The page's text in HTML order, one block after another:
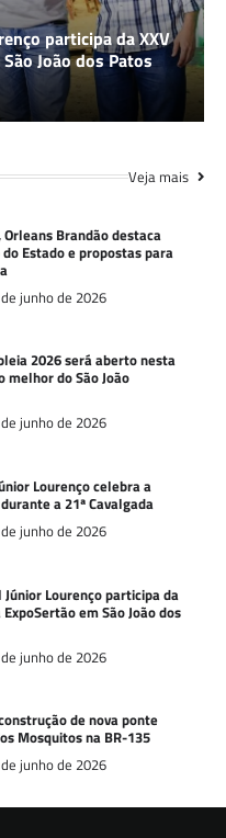
participa da XXV
João dos Patos
Veja mais
Orleans Brandão destaca
Estado e propostas para
junho de 2026
2026 será aberto nesta
do São João
junho de 2026
Lourenço celebra a
a 21ª Cavalgada
junho de 2026
Lourenço participa da
em São João dos
junho de 2026
de nova ponte
Mosquitos na BR-135
junho de 2026